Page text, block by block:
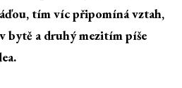
tím víc připomíná vztah,
bytě a druhý mezitím píše